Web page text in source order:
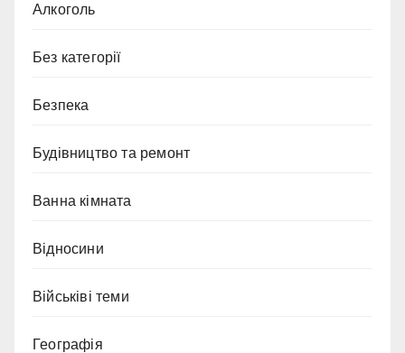
Алкоголь
Без категорії
Безпека
Будівництво та ремонт
Ванна кімната
Відносини
Військіві теми
Географія